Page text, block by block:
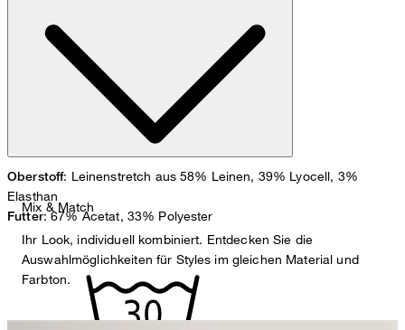
Maßtabelle
Oberstoff: Leinenstretch aus 58% Leinen, 39% Lyocell, 3%
Elasthan
Futter: 67% Acetat, 33% Polyester
Mix & Match
Ihr Look, individuell kombiniert. Entdecken Sie die
Auswahlmöglichkeiten für Styles im gleichen Material und
Farbton.